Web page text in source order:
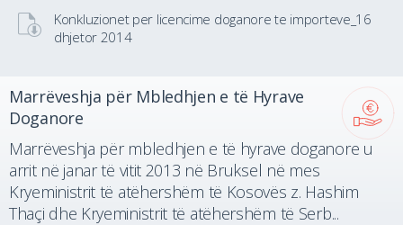
Konkluzionet per licencime doganore te importeve_16
dhjetor 2014
Marrëveshja për Mbledhjen e të Hyrave
Doganore
Marrëveshja për mbledhjen e të hyrave doganore u
arrit në janar të vitit 2013 në Bruksel në mes
Kryeministrit të atëhershëm të Kosovës z. Hashim
Thaçi dhe Kryeministrit të atëhershëm të Serb...